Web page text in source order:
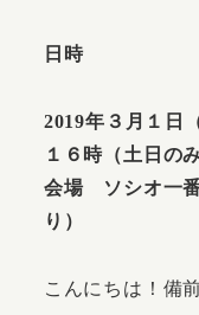
日時
2019年３月１日
１６時（土日の
会場 ソシオ一
り）
こんにちは！備